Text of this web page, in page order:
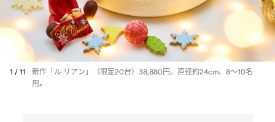
1 / 11
新作「ル リアン」（限定20台）38,880円。直径約24cm、8～10名
用。